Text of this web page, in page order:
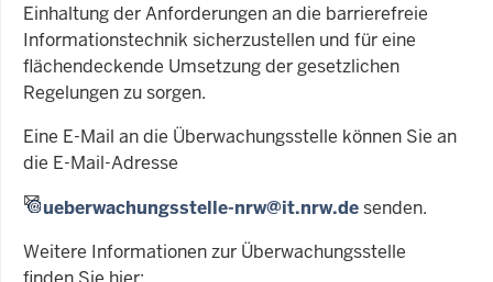
Einhaltung der Anforderungen an die barrierefreie
Informationstechnik sicherzustellen und für eine
flächendeckende Umsetzung der gesetzlichen
Regelungen zu sorgen.
Eine E-Mail an die Überwachungsstelle können Sie an
die E-Mail-Adresse
ueberwachungsstelle-nrw@it.nrw.desenden.
Weitere Informationen zur Überwachungsstelle